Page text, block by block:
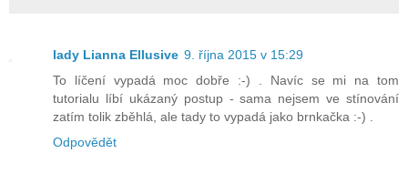
lady Lianna Ellusive 9. října 2015 v 15:29
To líčení vypadá moc dobře :-) . Navíc se mi na tom
tutorialu líbí ukázaný postup - sama nejsem ve stínování
zatím tolik zběhlá, ale tady to vypadá jako brnkačka :-) .
Odpovědět